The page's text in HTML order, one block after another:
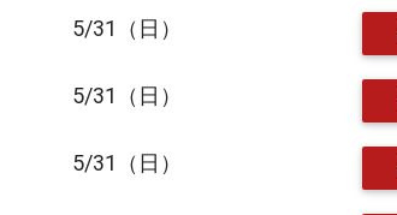
5/31（日）
5/31（日）
5/31（日）